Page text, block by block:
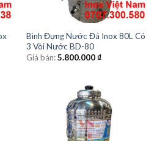
Bình Đựng Nước Đá Inox 80L Có
3 Vòi Nước BD-80
Giá bán:5.800.000₫